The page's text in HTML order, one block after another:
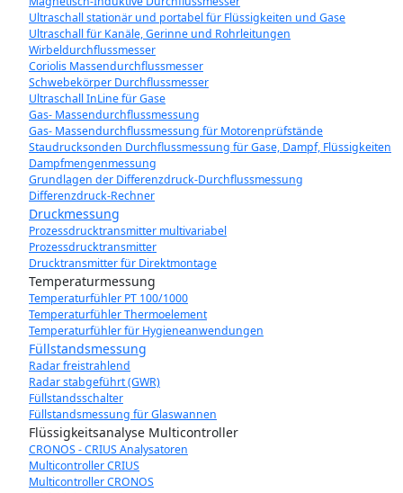
Ultraschall stationär und portabel für Flüssigkeiten und Gase
Ultraschall für Kanäle, Gerinne und Rohrleitungen
Wirbeldurchflussmesser
Coriolis Massendurchflussmesser
Schwebekörper Durchflussmesser
Ultraschall InLine für Gase
Gas- Massendurchflussmessung
Gas- Massendurchflussmessung für Motorenprüfstände
Staudrucksonden Durchflussmessung für Gase, Dampf, Flüssigkeiten
Dampfmengenmessung
Grundlagen der Differenzdruck-Durchflussmessung
Differenzdruck-Rechner
Druckmessung
Prozessdrucktransmitter multivariabel
Prozessdrucktransmitter
Drucktransmitter für Direktmontage
Temperaturmessung
Temperaturfühler PT 100/1000
Temperaturfühler Thermoelement
Temperaturfühler für Hygieneanwendungen
Füllstandsmessung
Radar freistrahlend
Radar stabgeführt (GWR)
Füllstandsschalter
Füllstandsmessung für Glaswannen
Flüssigkeitsanalyse Multicontroller
CRONOS - CRIUS Analysatoren
Multicontroller CRIUS
Multicontroller CRONOS